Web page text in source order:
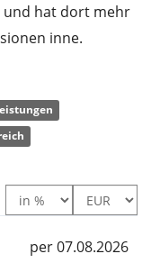
und hat dort mehr
inne.
ein eigenes
Einrichtungen in
und
von
per 07.08.2026